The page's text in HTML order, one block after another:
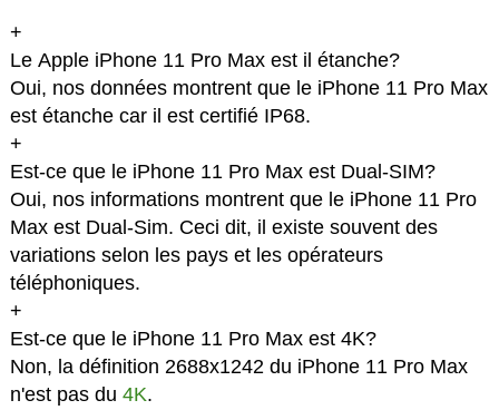
+
Le Apple iPhone 11 Pro Max est il étanche?
Oui, nos données montrent que le iPhone 11 Pro Max
est étanche car il est certifié IP68.
+
Est-ce que le iPhone 11 Pro Max est Dual-SIM?
Oui, nos informations montrent que le iPhone 11 Pro
Max est Dual-Sim. Ceci dit, il existe souvent des
variations selon les pays et les opérateurs
téléphoniques.
+
Est-ce que le iPhone 11 Pro Max est 4K?
Non, la définition 2688x1242 du iPhone 11 Pro Max
n'est pas du 4K.